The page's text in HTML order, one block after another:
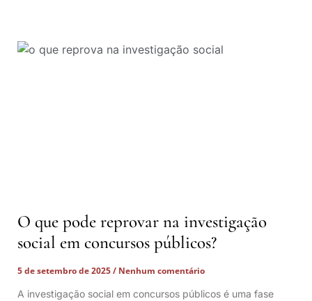
O que pode reprovar na investigação
social em concursos públicos?
5 de setembro de 2025
Nenhum comentário
A investigação social em concursos públicos é uma fase